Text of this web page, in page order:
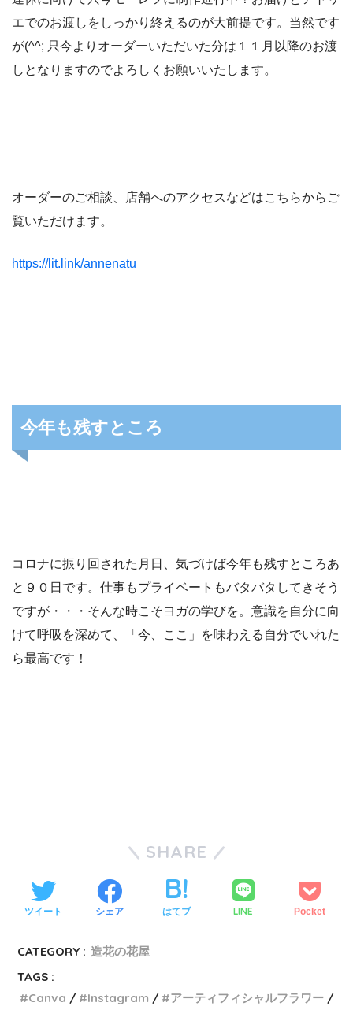
エでのお渡しをしっかり終えるのが大前提です。当然です
が(^^; 只今よりオーダーいただいた分は１１月以降のお渡
しとなりますのでよろしくお願いいたします。
オーダーのご相談、店舗へのアクセスなどはこちらからご
覧いただけます。
https://lit.link/annenatu
今年も残すところ
コロナに振り回された月日、気づけば今年も残すところあ
と９０日です。仕事もプライベートもバタバタしてきそう
ですが・・・そんな時こそヨガの学びを。意識を自分に向
けて呼吸を深めて、「今、ここ」を味わえる自分でいれた
ら最高です！
SHARE
ツイート シェア はてブ LINE Pocket
CATEGORY : 造花の花屋
TAGS :
Canva
Instagram
アーティフィシャルフラワー